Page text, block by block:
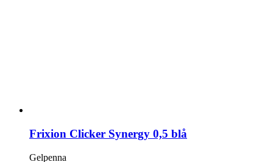
Frixion Clicker Synergy 0,5 blå
Gelpenna